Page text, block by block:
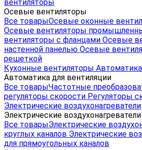
вентиляторы
Осевые вентиляторы
Все товарыОсевые оконные
Осевые вентиляторы
вентиляторы с фланцами Осевые
настенной панелью Осевые
решеткой
Кухонные вентиляторы
Автоматика для вентиляции
Все товарыЧастотные
регуляторы скорости Регуляторы
Электрические воздухонагреватели
Электрические воздухонагреватели
Все товарыЭлектрические
круглых каналов Электрические
для прямоугольных каналов